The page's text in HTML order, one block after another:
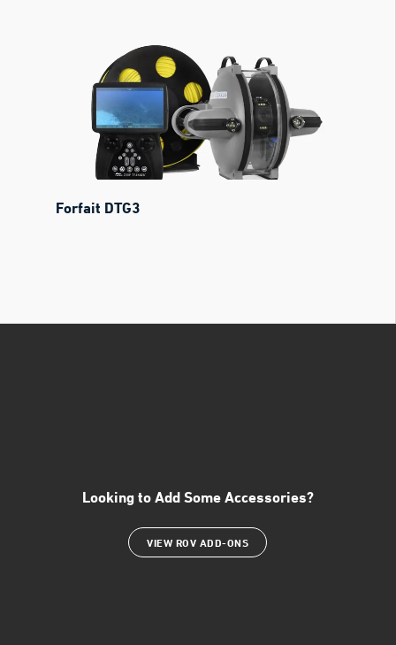
Forfait DTG3
Looking to Add Some Accessories?
VIEW ROV ADD-ONS